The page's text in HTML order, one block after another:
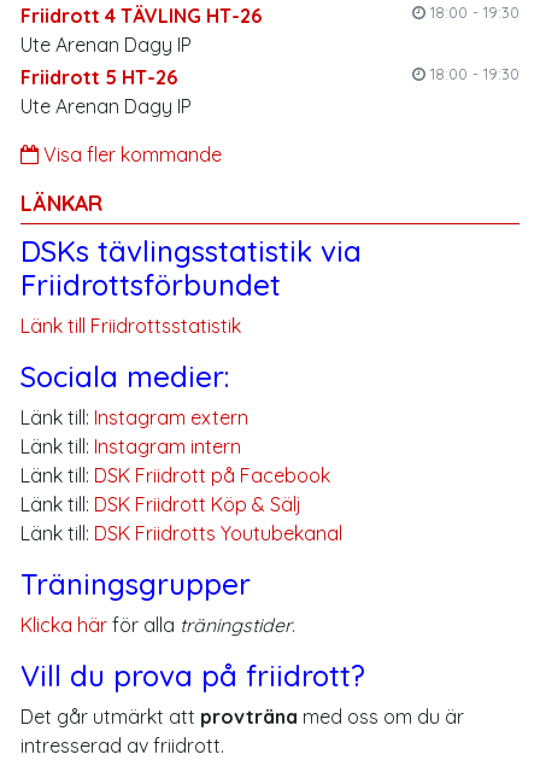
Friidrott 4 TÄVLING HT-26
18:00 - 19:30
Ute Arenan Dagy IP
Friidrott 5 HT-26
18:00 - 19:30
Ute Arenan Dagy IP
Visa fler kommande
LÄNKAR
DSKs tävlingsstatistik via
Friidrottsförbundet
Länk till Friidrottsstatistik
Sociala medier:
Länk till: Instagram extern
Länk till: Instagram intern
Länk till: DSK Friidrott på Facebook
Länk till: DSK Friidrott Köp & Sälj
Länk till: DSK Friidrotts Youtubekanal
Träningsgrupper
Klicka här för alla träningstider.
Vill du prova på friidrott?
Det går utmärkt att provträna med oss om du är
intresserad av friidrott.